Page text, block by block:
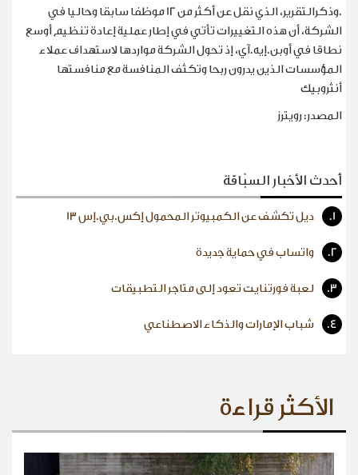
.وذكرالتقرير، الذي نقل عن أكثر من 12 موظفا سابقا وحاليا في
‌الشركة، ⁠أن هذه التغييرات تأتي في إطار عملية إعادة تنظيم أوسع
نطاقا في ⁠أوبن.إيه.آي، إذ تحول الشركة مواردها لاستهداف عملاء
المؤسسات الذين ⁠يدرون ربحا وتكثف المنافسة مع منافستها
أنثروبيك
المصدر: رويترز
أحدث الأخبار السبّاقة
1. ديل تكشف عن الكمبيوتر المحمول إكس.بي.إس 13
2. واتساب في حماية جديدة
3. لعبة فورتنايت تعود إلى متاجر التطبيقات
4. شباب الإمارات والذكاء الاصطناعي
الأكثر قراءة